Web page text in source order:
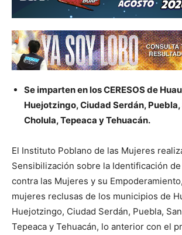
Se imparten en los CERESOS de
Huejotzingo, Ciudad Serdán, Puebla,
Cholula, Tepeaca y Tehuacán.
El Instituto Poblano de las Mujeres
Sensibilización sobre la Identificación
contra las Mujeres y su
mujeres reclusas de los municipios de
Huejotzingo, Ciudad Serdán, Puebla,
Tepeaca y Tehuacán, lo anterior con el